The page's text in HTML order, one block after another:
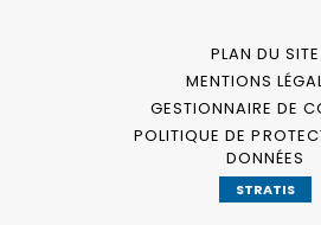
PLAN DU SITE
MENTIONS
GESTIONNAIRE DE
POLITIQUE DE
DONNÉES
STRATIS